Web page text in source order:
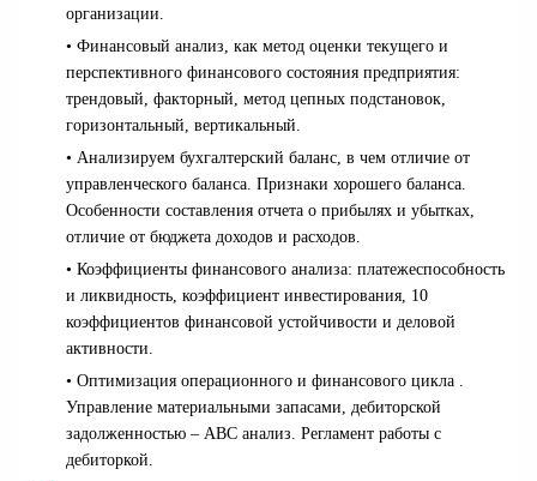
организации.
• Финансовый анализ, как метод оценки текущего и
перспективного финансового состояния предприятия:
трендовый, факторный, метод цепных подстановок,
горизонтальный, вертикальный.
• Анализируем бухгалтерский баланс, в чем отличие от
управленческого баланса. Признаки хорошего баланса.
Особенности составления отчета о прибылях и убытках,
отличие от бюджета доходов и расходов.
• Коэффициенты финансового анализа: платежеспособность
и ликвидность, коэффициент инвестирования, 10
коэффициентов финансовой устойчивости и деловой
активности.
• Оптимизация операционного и финансового цикла .
Управление материальными запасами, дебиторской
задолженностью – АВС анализ. Регламент работы с
дебиторкой.